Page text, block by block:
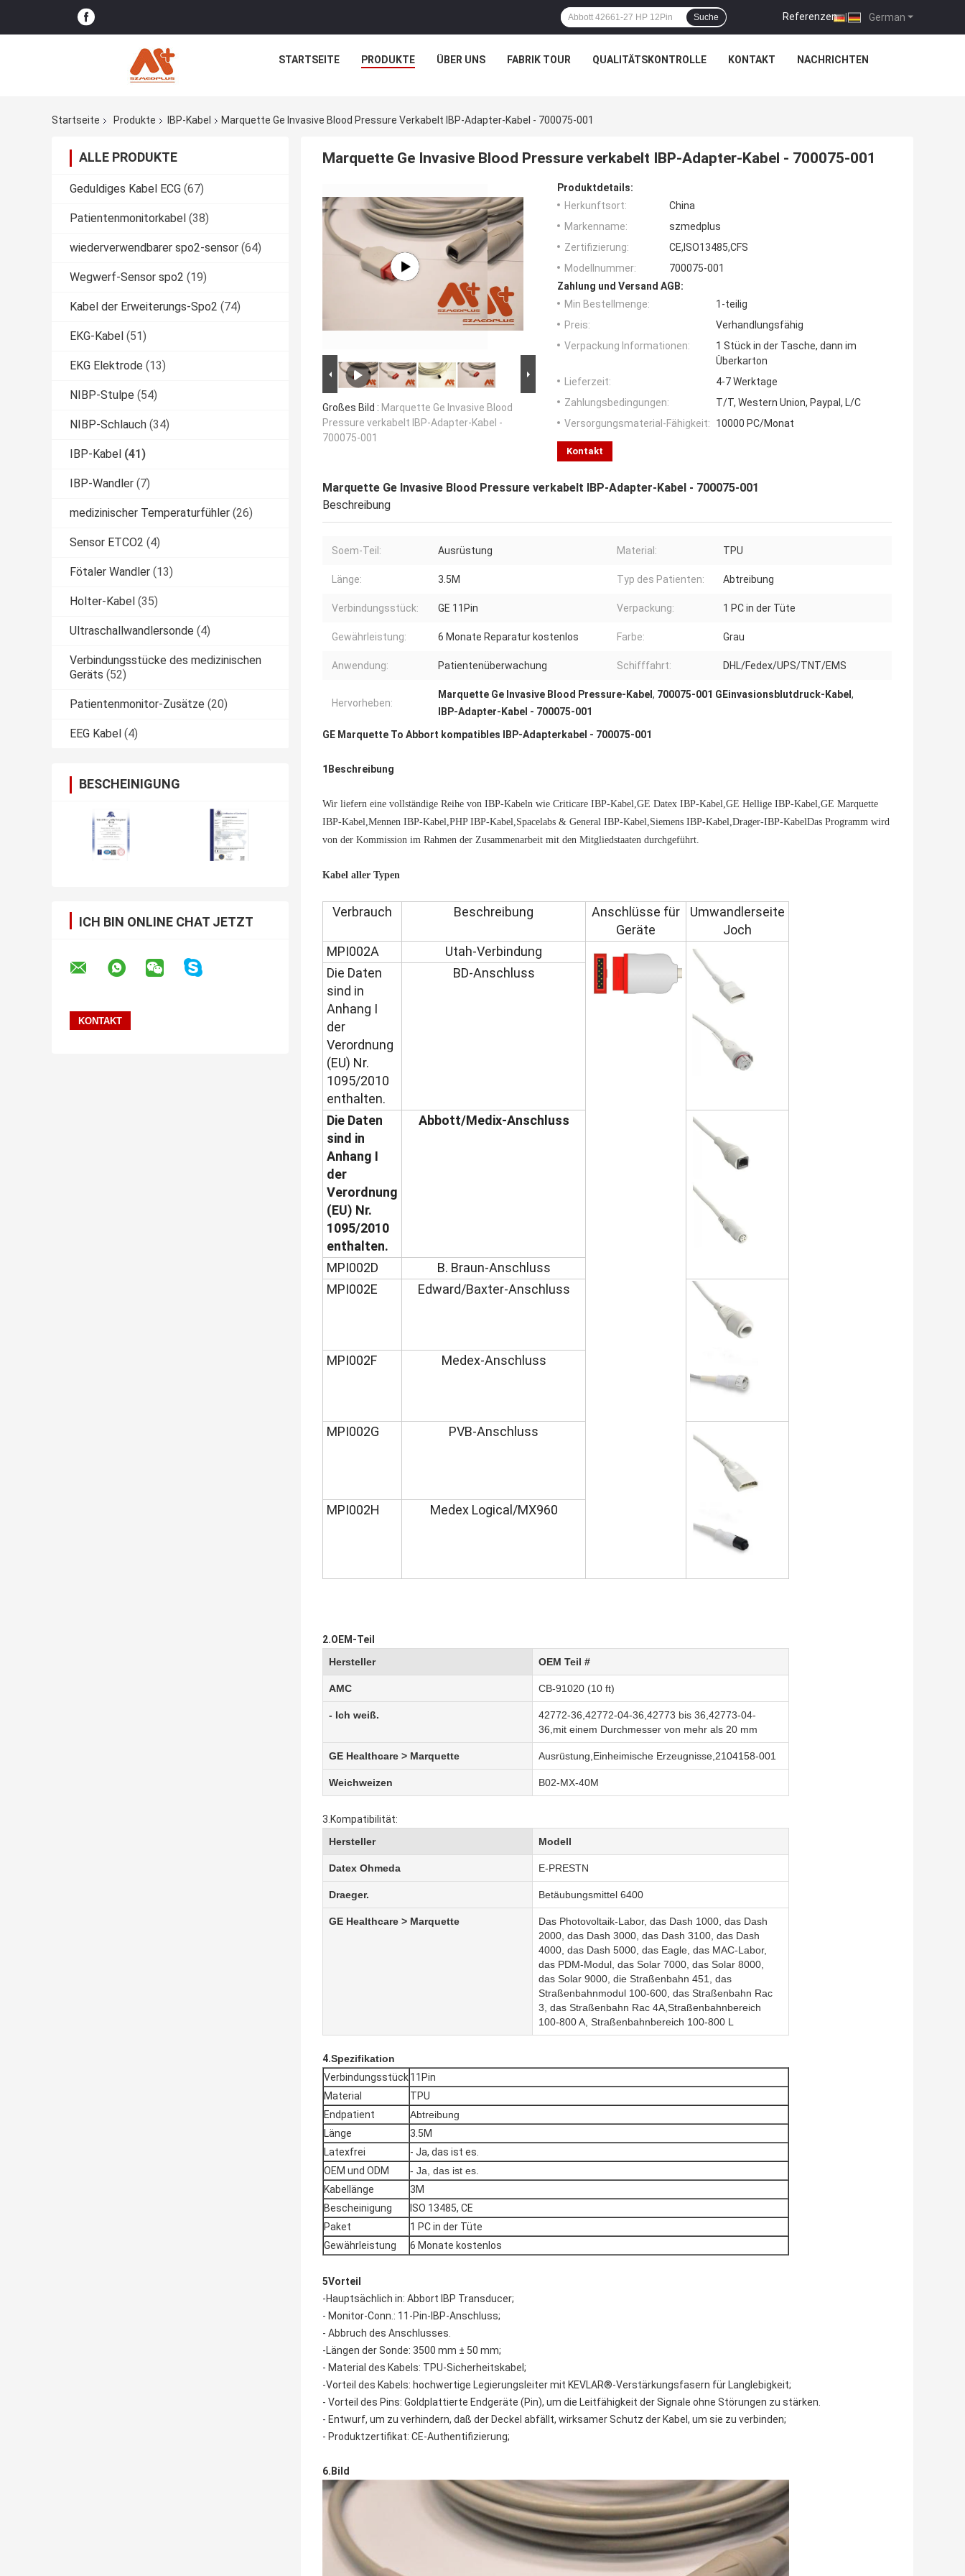
German
Referenzen |
Suche
STARTSEITE PRODUKTE ÜBER UNS FABRIK TOUR QUALITÄTSKONTROLLE KONTAKT NACHRICHTEN
Startseite Produkte IBP-Kabel Marquette Ge Invasive Blood Pressure Verkabelt IBP-Adapter-Kabel - 700075-001
ALLE PRODUKTE
Geduldiges Kabel ECG (67)
Patientenmonitorkabel (38)
wiederverwendbarer spo2-sensor (64)
Wegwerf-Sensor spo2 (19)
Kabel der Erweiterungs-Spo2 (74)
EKG-Kabel (51)
EKG Elektrode (13)
NIBP-Stulpe (54)
NIBP-Schlauch (34)
IBP-Kabel (41)
IBP-Wandler (7)
medizinischer Temperaturfühler (26)
Sensor ETCO2 (4)
Fötaler Wandler (13)
Holter-Kabel (35)
Ultraschallwandlersonde (4)
Verbindungsstücke des medizinischen
Geräts (52)
Patientenmonitor-Zusätze (20)
EEG Kabel (4)
BESCHEINIGUNG
ICH BIN ONLINE CHAT JETZT
Marquette Ge Invasive Blood Pressure verkabelt IBP-Adapter-Kabel - 700075-001
Großes Bild : Marquette Ge Invasive Blood
Pressure verkabelt IBP-Adapter-Kabel -
700075-001
Produktdetails:
Herkunftsort:
China
Markenname:
szmedplus
Zertifizierung:
CE,ISO13485,CFS
Modellnummer:
700075-001
Zahlung und Versand AGB:
Min Bestellmenge:
1-teilig
Preis:
Verhandlungsfähig
Verpackung Informationen:
1 Stück in der Tasche, dann im
Überkarton
Lieferzeit:
4-7 Werktage
Zahlungsbedingungen:
T/T, Western Union, Paypal, L/C
Versorgungsmaterial-Fähigkeit:
10000 PC/Monat
Kontakt
Marquette Ge Invasive Blood Pressure verkabelt IBP-Adapter-Kabel - 700075-001
Beschreibung
Soem-Teil: Ausrüstung Material: TPU
Länge: 3.5M Typ des Patienten: Abtreibung
Verbindungsstück: GE 11Pin Verpackung: 1 PC in der Tüte
Gewährleistung: 6 Monate Reparatur kostenlos Farbe: Grau
Anwendung: Patientenüberwachung Schifffahrt: DHL/Fedex/UPS/TNT/EMS
Hervorheben:
Marquette Ge Invasive Blood Pressure-Kabel , 700075-001 GEinvasionsblutdruck-Kabel ,
IBP-Adapter-Kabel - 700075-001
GE Marquette To Abbort kompatibles IBP-Adapterkabel - 700075-001
1Beschreibung
Wir liefern eine vollständige Reihe von IBP-Kabeln wie Criticare IBP-Kabel,GE Datex IBP-Kabel,GE Hellige IBP-Kabel,GE Marquette
IBP-Kabel,Mennen IBP-Kabel,PHP IBP-Kabel,Spacelabs & General IBP-Kabel,Siemens IBP-Kabel,Drager-IBP-KabelDas Programm wird
von der Kommission im Rahmen der Zusammenarbeit mit den Mitgliedstaaten durchgeführt.
Kabel aller Typen
Verbrauch Beschreibung
Anschlüsse für
Geräte
Umwandlerseite
Joch
MPI002A
Utah-Verbindung
Die Daten
sind in
Anhang I
der
Verordnung
(EU) Nr.
1095/2010
enthalten.
BD-Anschluss
Die Daten
sind in
Anhang I
der
Verordnung
(EU) Nr.
1095/2010
enthalten.
Abbott/Medix-Anschluss
MPI002D
B. Braun-Anschluss
MPI002E
Edward/Baxter-Anschluss
MPI002F Medex-Anschluss
MPI002G PVB-Anschluss
MPI002H Medex Logical/MX960
2.OEM-Teil
Hersteller
OEM Teil #
AMC CB-91020 (10 ft)
- Ich weiß. 42772-36,42772-04-36,42773 bis 36,42773-04-
36,mit einem Durchmesser von mehr als 20 mm
GE Healthcare > Marquette Ausrüstung,Einheimische Erzeugnisse,2104158-001
Weichweizen B02-MX-40M
3.Kompatibilität:
Hersteller
Modell
Datex Ohmeda E-PRESTN
Draeger. Betäubungsmittel 6400
GE Healthcare > Marquette
Das Photovoltaik-Labor, das Dash 1000, das Dash
2000, das Dash 3000, das Dash 3100, das Dash
4000, das Dash 5000, das Eagle, das MAC-Labor,
das PDM-Modul, das Solar 7000, das Solar 8000,
das Solar 9000, die Straßenbahn 451, das
Straßenbahnmodul 100-600, das Straßenbahn Rac
3, das Straßenbahn Rac 4A,Straßenbahnbereich
100-800 A, Straßenbahnbereich 100-800 L
4.Spezifikation
Verbindungsstück11Pin
Material
TPU
Endpatient
Abtreibung
Länge
3.5M
Latexfrei
- Ja, das ist es.
OEM und ODM
- Ja, das ist es.
Kabellänge
3M
Bescheinigung
ISO 13485, CE
Paket
1 PC in der Tüte
Gewährleistung
6 Monate kostenlos
5Vorteil
-Hauptsächlich in: Abbort IBP Transducer;
- Monitor-Conn.: 11-Pin-IBP-Anschluss;
- Abbruch des Anschlusses.
-Längen der Sonde: 3500 mm ± 50 mm;
- Material des Kabels: TPU-Sicherheitskabel;
-Vorteil des Kabels: hochwertige Legierungsleiter mit KEVLAR®-Verstärkungsfasern für Langlebigkeit;
- Vorteil des Pins: Goldplattierte Endgeräte (Pin), um die Leitfähigkeit der Signale ohne Störungen zu stärken.
- Entwurf, um zu verhindern, daß der Deckel abfällt, wirksamer Schutz der Kabel, um sie zu verbinden;
- Produktzertifikat: CE-Authentifizierung;
6.Bild